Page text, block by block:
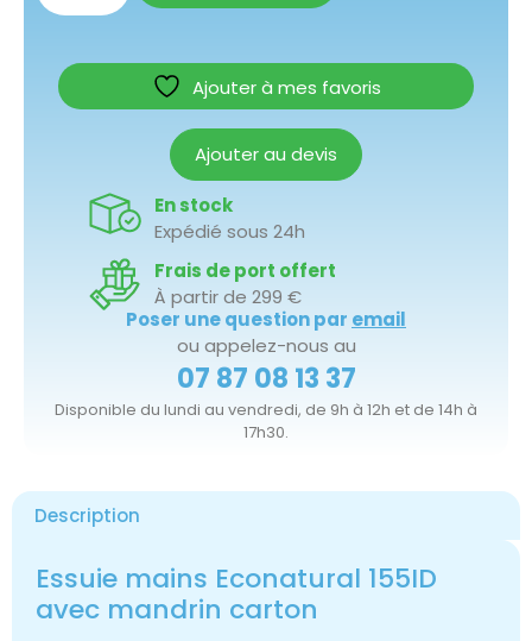
Ajouter à mes favoris
Ajouter au devis
En stock
Expédié sous 24h
Frais de port offert
À partir de 299 €
Poser une question par email
ou appelez-nous au
07 87 08 13 37
Disponible du lundi au vendredi, de 9h à 12h et de 14h à
17h30.
Description
Essuie mains Econatural 155ID
avec mandrin carton